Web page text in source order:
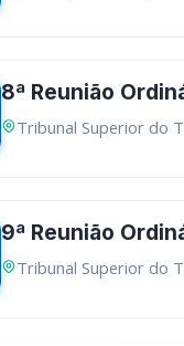
8ª Reunião
Tribunal Superior do
9ª Reunião
Tribunal Superior do